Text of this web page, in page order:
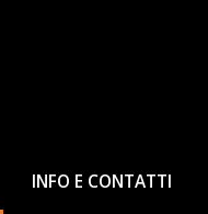
INFO E CONTATTI